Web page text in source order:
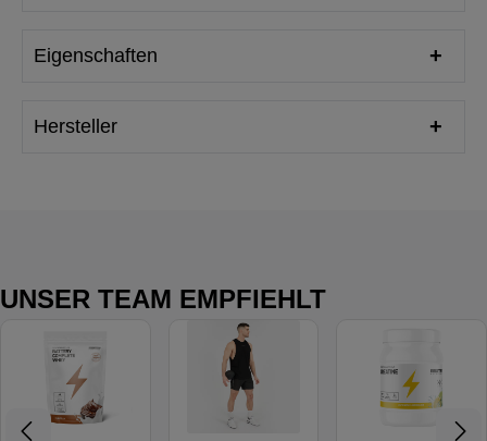
Eigenschaften
Hersteller
UNSER TEAM EMPFIEHLT